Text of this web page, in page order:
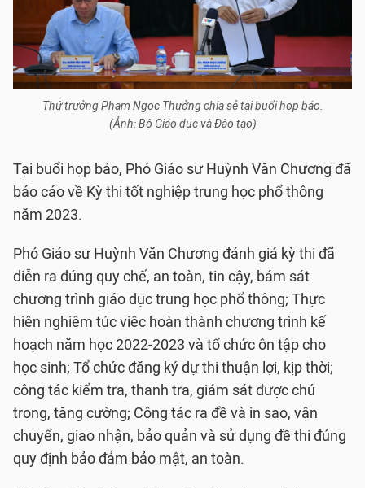
Thứ trưởng Phạm Ngọc Thưởng chia sẻ tại buổi họp báo.
(Ảnh: Bộ Giáo dục và Đào tạo)
Tại buổi họp báo, Phó Giáo sư Huỳnh Văn Chương đã
báo cáo về Kỳ thi tốt nghiệp trung học phổ thông
năm 2023.
Phó Giáo sư Huỳnh Văn Chương đánh giá kỳ thi đã
diễn ra đúng quy chế, an toàn, tin cậy, bám sát
chương trình giáo dục trung học phổ thông; Thực
hiện nghiêm túc việc hoàn thành chương trình kế
hoạch năm học 2022-2023 và tổ chức ôn tập cho
học sinh; Tổ chức đăng ký dự thi thuận lợi, kịp thời;
công tác kiểm tra, thanh tra, giám sát được chú
trọng, tăng cường; Công tác ra đề và in sao, vận
chuyển, giao nhận, bảo quản và sử dụng đề thi đúng
quy định bảo đảm bảo mật, an toàn.